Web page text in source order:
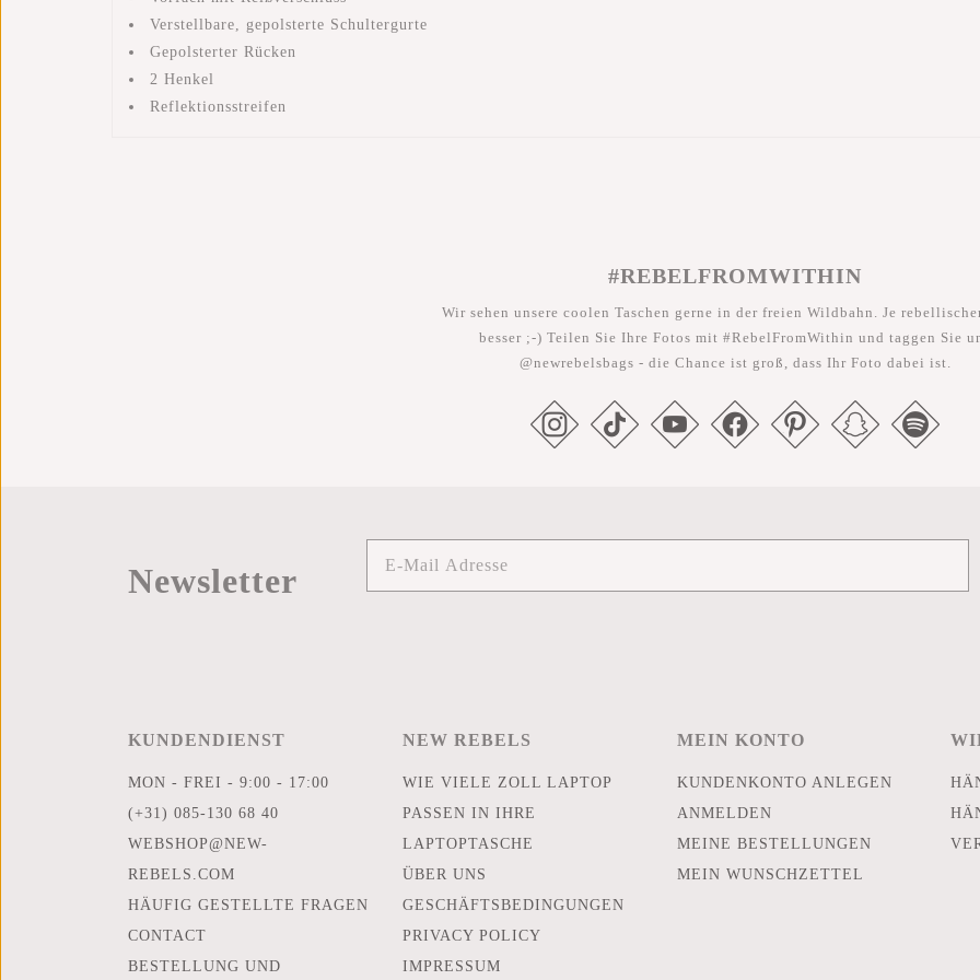
Verstellbare, gepolsterte Schultergurte
Gepolsterter Rücken
2 Henkel
Reflektionsstreifen
#REBELFROMWITHIN
Wir sehen unsere coolen Taschen gerne in der freien Wildbahn. Je
besser ;-) Teilen Sie Ihre Fotos mit #RebelFromWithin und taggen Sie
@newrebelsbags - die Chance ist groß, dass Ihr Foto dabei ist.
Newsletter
KUNDENDIENST
MON - FREI - 9:00 - 17:00
(+31) 085-130 68 40
WEBSHOP@NEW-
REBELS.COM
HÄUFIG GESTELLTE FRAGEN
CONTACT
BESTELLUNG UND
NEW REBELS
WIE VIELE ZOLL LAPTOP
PASSEN IN IHRE
LAPTOPTASCHE
ÜBER UNS
GESCHÄFTSBEDINGUNGEN
PRIVACY POLICY
IMPRESSUM
MEIN KONTO
KUNDENKONTO ANLEGEN
ANMELDEN
MEINE BESTELLUNGEN
MEIN WUNSCHZETTEL